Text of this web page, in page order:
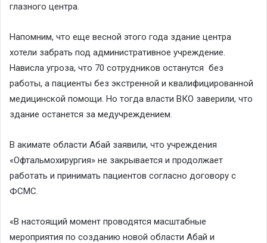
глазного центра.
Напомним, что еще весной этого года здание центра
хотели забрать под административное учреждение.
Нависла угроза, что 70 сотрудников останутся без
работы, а пациенты без экстренной и квалифицированной
медицинской помощи. Но тогда власти ВКО заверили, что
здание останется за медучреждением.
В акимате области Абай заявили, что учреждения
«Офтальмохирургия» не закрывается и продолжает
работать и принимать пациентов согласно договору с
ФСМС.
«В настоящий момент проводятся масштабные
мероприятия по созданию новой области Абай и